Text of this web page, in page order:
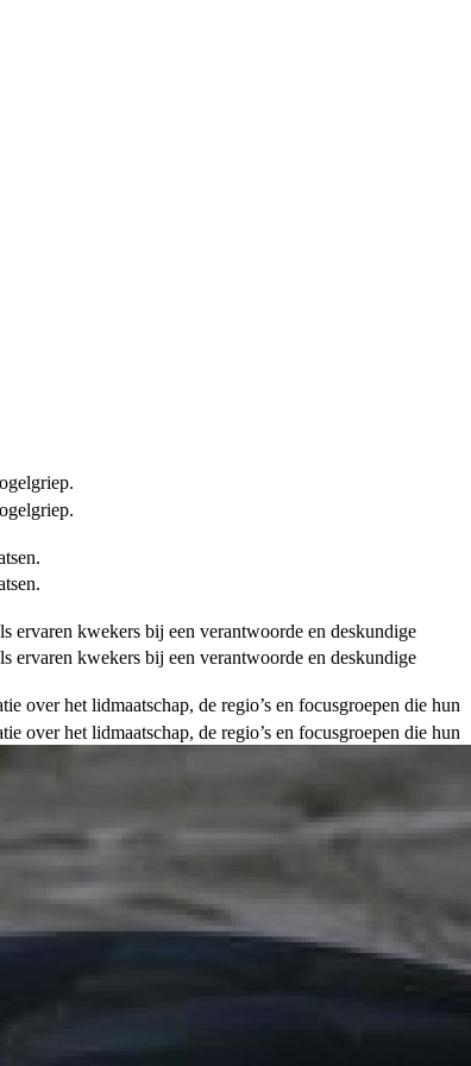
ervaren kwekers bij een verantwoorde en deskundige
ervaren kwekers bij een verantwoorde en deskundige
over het lidmaatschap, de regio’s en focusgroepen die hun
over het lidmaatschap, de regio’s en focusgroepen die hun